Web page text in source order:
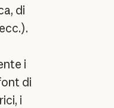
di
i
di
i